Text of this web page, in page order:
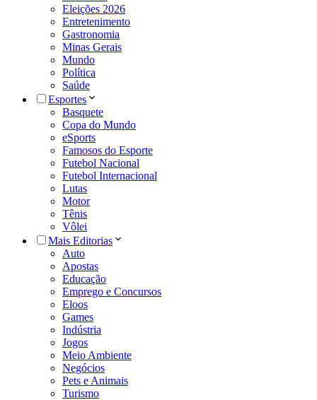
Eleições 2026
Entretenimento
Gastronomia
Minas Gerais
Mundo
Política
Saúde
Esportes
Basquete
Copa do Mundo
eSports
Famosos do Esporte
Futebol Nacional
Futebol Internacional
Lutas
Motor
Tênis
Vôlei
Mais Editorias
Auto
Apostas
Educação
Emprego e Concursos
Eloos
Games
Indústria
Jogos
Meio Ambiente
Negócios
Pets e Animais
Turismo